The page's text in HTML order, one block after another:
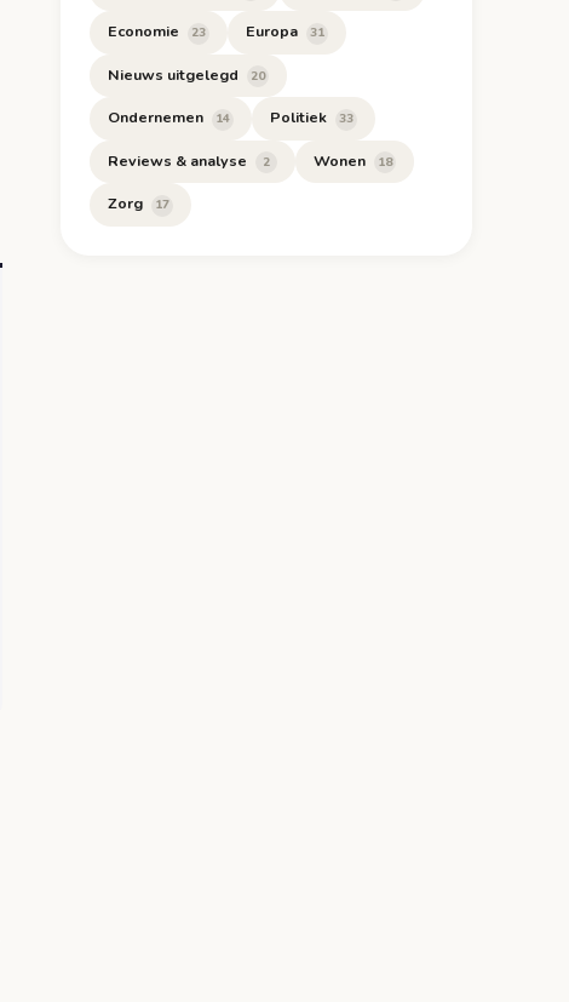
Economie 23 Europa 31
Nieuws uitgelegd 20
Ondernemen 14 Politiek 33
Reviews & analyse 2 Wonen 18
Zorg 17